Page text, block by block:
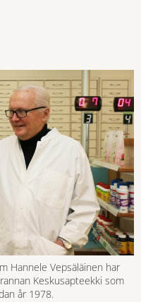
Hannele Vepsäläinen har
Keskusapteekki som
år 1978.